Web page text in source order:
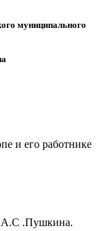
муниципального
и его работнике
А.С .Пушкина.